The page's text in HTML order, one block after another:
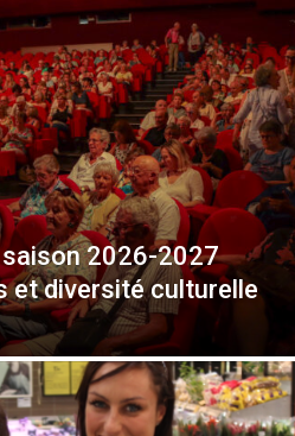
saison 2026-2027
et diversité culturelle